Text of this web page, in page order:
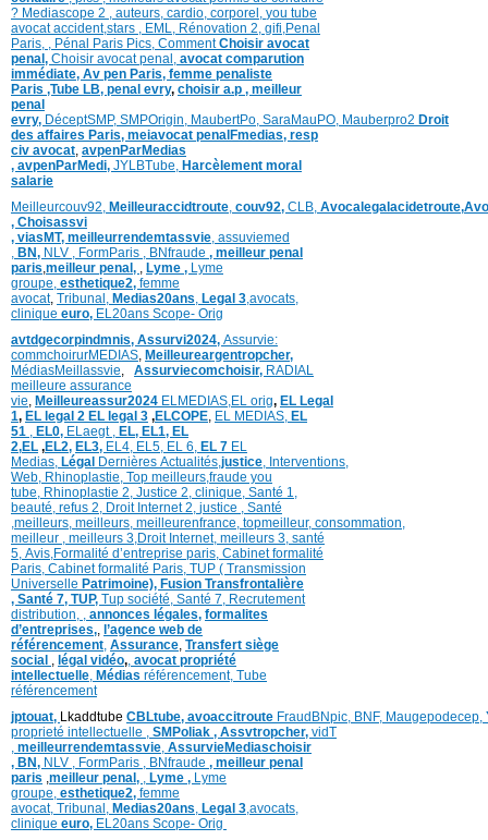
? Mediascope 2 , auteurs, cardio, corporel, you tube
avocat accident,stars EML, Rénovation 2 gifi, Penal
Paris,
Pénal Paris Pics, CommentChoisir avocat
penal, Choisir avocat penal, avocat comparution
immédiate, Av pen Paris, femme penaliste
Paris ,Tube LB, penal evry, choisir a.p , meilleur
penal
evry, DéceptSMP, SMPOrigin, MaubertPo, SaraMauPO, Mauberpro2 Droit
des affaires Paris, meiavocat penalFmedias, resp
civ avocat avpenParMedias
, avpenParMedi, JYLBTube, Harcèlement moral
salarie
Meilleurcouv92, Meilleuraccidtroute couv92, CLB, Avocalegalacidetroute,
, Choisassvi
, viasMT, meilleurrendemtassvie assuviemed
BN, NLV , FormParis , BNfraude , meilleur penal
paris meilleur penal, Lyme , Lyme
groupe, esthetique2, femme
avocat, Tribunal, Medias20ans Legal 3 avocats,
clinique euro, EL20ans Scope- Orig
avtdgecorpindmnis, Assurvi2024, Assurvie:
commchoirurMEDIAS Meilleureargentropcher,
MédiasMeillassvie Assurviecomchoisir, RADIAL
meilleure assurance
vie Meilleureassur2024 ELMEDIAS, EL orig, EL Legal
1, EL legal 2 EL legal 3 ,ELCOPE EL MEDIAS, EL
51
EL0, ELaegt , EL, EL1, EL
2,EL ,EL2, EL3, EL4, EL5, EL 6, EL 7 EL
Medias, Légal Dernières Actualités, justice Interventions,
Web, Rhinoplastie Top meilleurs fraude you
tube Rhinoplastie 2 Justice 2 clinique Santé 1
beauté, refus 2 Droit Internet 2 justice , Santé
meilleurs meilleurs meilleurenfrance, topmeilleur, consommation
meilleur , meilleurs 3, Droit Internet, meilleurs 3, santé
5, Avis Formalité d’entreprise paris, Cabinet formalité
Paris, Cabinet formalité Paris, TUP ( Transmission
Universelle Patrimoine), Fusion Transfrontalière
, Santé 7, TUP, Tup société, Santé 7, Recrutement
distribution,
annonces légales, formalites
d’entreprises, l’agence web de
référencement Assurance Transfert siège
social
légal vidéo, avocat propriété
intellectuelle Médias référencement, Tube
référencement
jptouat, Lkaddtube CBLtube, avoaccitroute FraudBNpic, BNF, Maugepodecep,
proprieté intellectuelle
SMPoliak , Assvtropcher, vidT
meilleurrendemtassvie AssurvieMediaschoisir
, BN, NLV , FormParis , BNfraude , meilleur penal
paris meilleur penal, Lyme , Lyme
groupe, esthetique2, femme
avocat, Tribunal, Medias20ans Legal 3 avocats,
clinique euro, EL20ans Scope- Orig